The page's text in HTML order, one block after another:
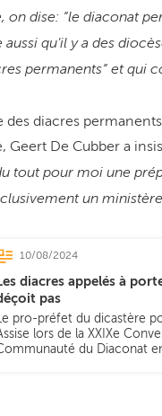
dise: “le diaconat
aussi qu'il y a des
permanents“ et
diacres
Geert De Cubber a
tout pour moi une
un
10/08/2024
diacres appelés à
pas
Le pro-préfet du dicastère
lors de la XXIXe
du Diaconat